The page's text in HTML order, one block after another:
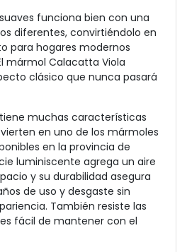
funciona bien con una
diferentes, convirtiéndolo en
para hogares modernos
mármol Calacatta Viola
clásico que nunca pasará
muchas características
en uno de los mármoles
en la provincia de
luminiscente agrega un aire
y su durabilidad asegura
de uso y desgaste sin
También resiste las
fácil de mantener con el